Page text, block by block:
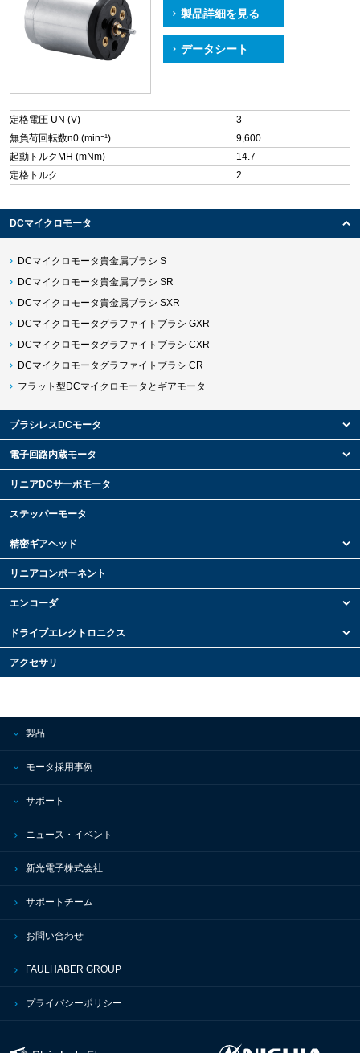
DCマイクロモータ
DCマイクロモータ貴金属ブラシ S
DCマイクロモータ貴金属ブラシ SR
DCマイクロモータ貴金属ブラシ SXR
DCマイクロモータグラファイトブラシ GXR
DCマイクロモータグラファイトブラシ CXR
DCマイクロモータグラファイトブラシ CR
フラット型DCマイクロモータとギアモータ
ブラシレスDCモータ
電子回路内蔵モータ
リニアDCサーボモータ
ステッパーモータ
精密ギアヘッド
リニアコンポーネント
エンコーダ
ドライブエレクトロニクス
アクセサリ
製品詳細を見る
データシート
定格電圧 UN (V)
3
無負荷回転数n0 (min⁻¹)
9,600
起動トルクMH (mNm)
14.7
定格トルク
2
製品
モータ採用事例
サポート
ニュース・イベント
新光電子株式会社
サポートチーム
お問い合わせ
FAULHABER GROUP
プライバシーポリシー